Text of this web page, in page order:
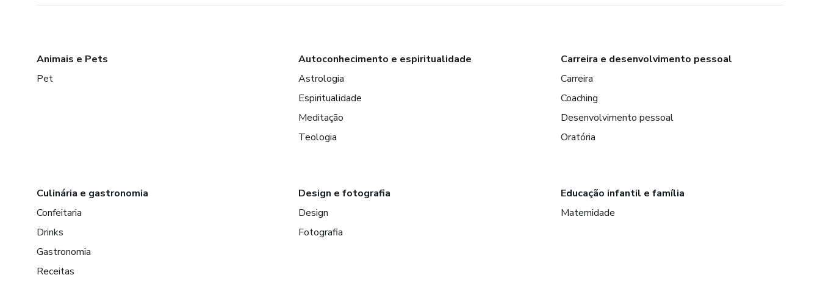
Animais e Pets
Pet
Autoconhecimento e espiritualidade
Astrologia
Espiritualidade
Meditação
Teologia
Carreira e desenvolvimento pessoal
Carreira
Coaching
Desenvolvimento pessoal
Oratória
Culinária e gastronomia
Confeitaria
Drinks
Gastronomia
Receitas
Design e fotografia
Design
Fotografia
Educação infantil e família
Maternidade